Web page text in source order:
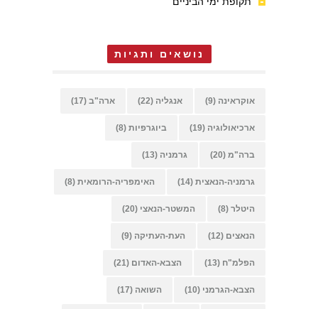
נושאים ותגיות
אוקראינה (9) אנגליה (22) ארה"ב (17)
ארכיאולוגיה (19) ביוגרפיות (8)
ברה"מ (20) גרמניה (13)
גרמניה-הנאצית (14) האימפריה-הרומאית (8)
היטלר (8) המשטר-הנאצי (20)
הנאצים (12) העת-העתיקה (9)
הפלמ"ח (13) הצבא-האדום (21)
הצבא-הגרמני (10) השואה (17)